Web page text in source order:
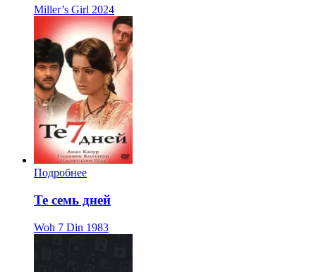
Miller’s Girl 2024
Подробнее
Те семь дней
Woh 7 Din 1983